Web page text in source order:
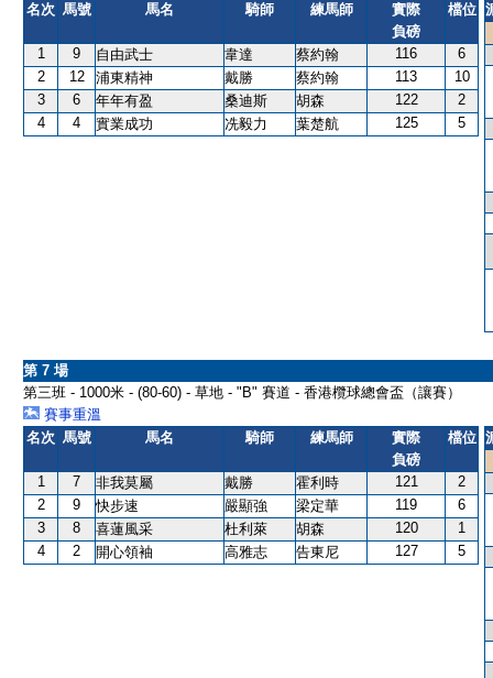
名次 馬號 馬名 騎師 練馬師
實際
負磅
檔位
1 9 自由武士 韋達 蔡約翰 116
6
2
12 浦東精神 戴勝 蔡約翰 113
10
3
6 年年有盈 桑迪斯 胡森 122
2
4
4 實業成功 冼毅力 葉楚航 125 5
第 7 場
第三班 - 1000米 - (80-60) - 草地 - "B" 賽道 - 香港欖球總會盃（讓賽）
賽事重溫
名次 馬號 馬名 騎師 練馬師
實際
負磅
檔位
1 7 非我莫屬 戴勝 霍利時 121
2
2
9 快步速 嚴顯強 梁定華 119
6
3
8 喜蓮風采 杜利萊 胡森 120
1
4
2 開心領袖 高雅志 告東尼 127 5